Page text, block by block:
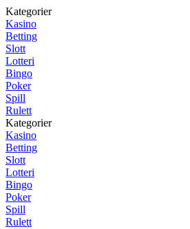
Kategorier
Kasino
Betting
Slott
Lotteri
Bingo
Poker
Spill
Rulett
Kategorier
Kasino
Betting
Slott
Lotteri
Bingo
Poker
Spill
Rulett